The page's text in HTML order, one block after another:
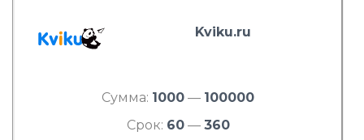
Kviku.ru
Сумма: 1000 — 100000
Срок: 60— 360